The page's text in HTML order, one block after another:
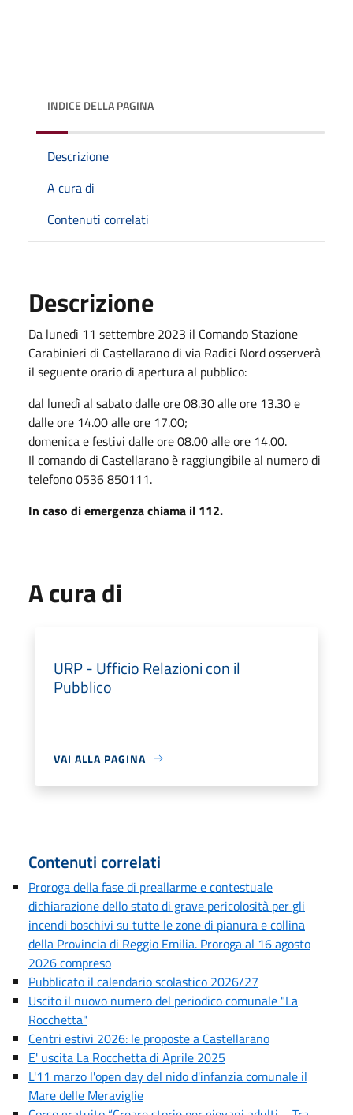
INDICE DELLA PAGINA
Descrizione
A cura di
Contenuti correlati
Descrizione
Da lunedì 11 settembre 2023 il Comando Stazione
Carabinieri di Castellarano di via Radici Nord osserverà
il seguente orario di apertura al pubblico:
dal lunedì al sabato dalle ore 08.30 alle ore 13.30 e
dalle ore 14.00 alle ore 17.00;
domenica e festivi dalle ore 08.00 alle ore 14.00.
Il comando di Castellarano è raggiungibile al numero di
telefono 0536 850111.
In caso di emergenza chiama il 112.
A cura di
URP - Ufficio Relazioni con il
Pubblico
VAI ALLA PAGINA
Contenuti correlati
Proroga della fase di preallarme e contestuale
dichiarazione dello stato di grave pericolosità per gli
incendi boschivi su tutte le zone di pianura e collina
della Provincia di Reggio Emilia. Proroga al 16 agosto
2026 compreso
Pubblicato il calendario scolastico 2026/27
Uscito il nuovo numero del periodico comunale "La
Rocchetta"
Centri estivi 2026: le proposte a Castellarano
E' uscita La Rocchetta di Aprile 2025
L'11 marzo l'open day del nido d'infanzia comunale il
Mare delle Meraviglie